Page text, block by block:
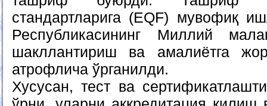
стандартларига (EQF) мувофиқ
Республикасининг Миллий
шакллантириш ва амалиётга
атрофлича ўрганилди.
Хусусан, тест ва